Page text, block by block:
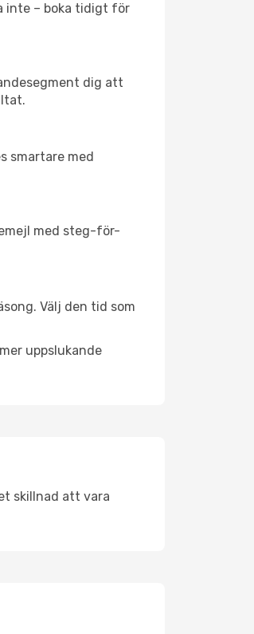
inte – boka tidigt för
dig att
smartare med
med steg-för-
Välj den tid som
uppslukande
skillnad att vara